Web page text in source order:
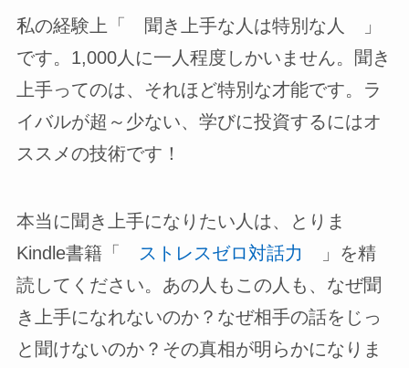
私の経験上「 聞き上手な人は特別な人 」
です。1,000人に一人程度しかいません。聞き
上手ってのは、それほど特別な才能です。ラ
イバルが超～少ない、学びに投資するにはオ
ススメの技術です！
本当に聞き上手になりたい人は、とりま
Kindle書籍「 ストレスゼロ対話力
」を精
読してください。あの人もこの人も、なぜ聞
き上手になれないのか？なぜ相手の話をじっ
と聞けないのか？その真相が明らかになりま